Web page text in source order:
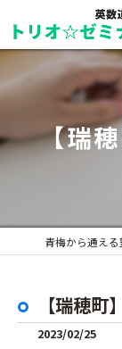
【瑞
【瑞穂
2023/02/25